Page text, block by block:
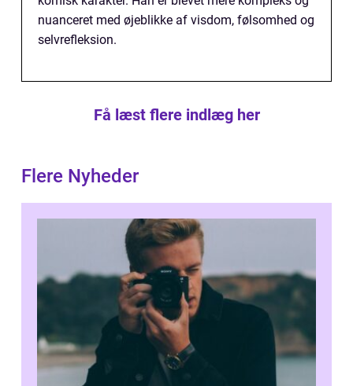
nuanceret med øjeblikke af visdom, følsomhed og
selvrefleksion.
Få læst flere indlæg her
Flere Nyheder